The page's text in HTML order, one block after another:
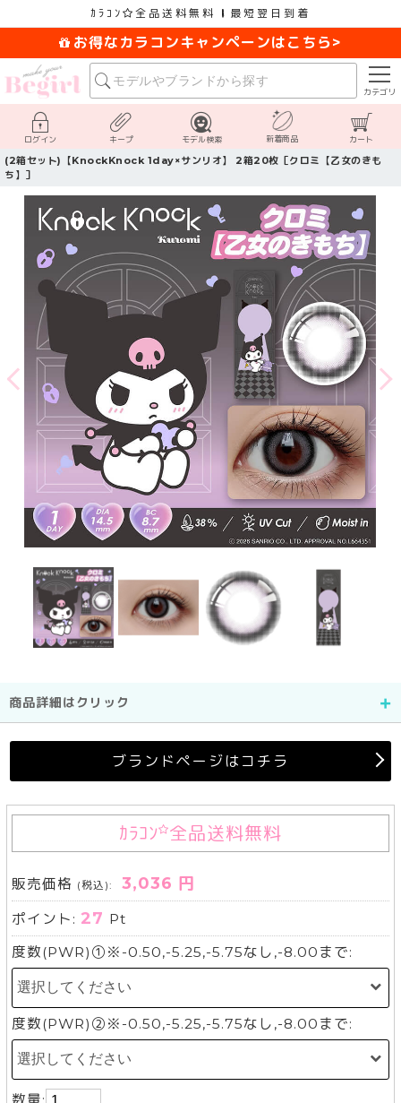
ｶﾗｺﾝ 全品送料無料 最短翌日到着
お得なカラコンキャンペーンはこちら>
カテゴリ
ログイン キープ モデル検索 新着商品 カート
(2箱セット)【KnockKnock 1day×サンリオ】 2箱20枚［クロミ【乙女のきも
ち】］
商品詳細はクリック
ブランドページはコチラ
ｶﾗｺﾝ 全品送料無料
販売価格 (税込): 3,036 円
ポイント: 27 Pt
度数(PWR)①※-0.50,-5.25,-5.75なし,-8.00まで:
度数(PWR)②※-0.50,-5.25,-5.75なし,-8.00まで: